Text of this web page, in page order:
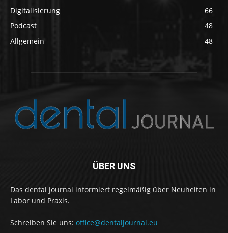
Digitalisierung
66
Podcast
48
Allgemein
48
ÜBER UNS
Das dental journal informiert regelmäßig über Neuheiten in
Labor und Praxis.
Schreiben Sie uns: office@dentaljournal.eu